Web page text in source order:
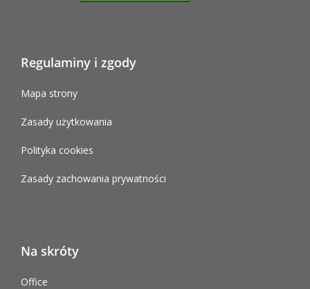
Regulaminy i zgody
Mapa strony
Zasady użytkowania
Polityka cookies
Zasady zachowania prywatności
Na skróty
Office